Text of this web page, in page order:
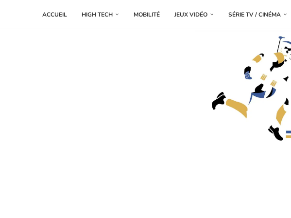
ACCUEIL HIGH TECH MOBILITÉ JEUX VIDÉO SÉRIE TV / CINÉMA